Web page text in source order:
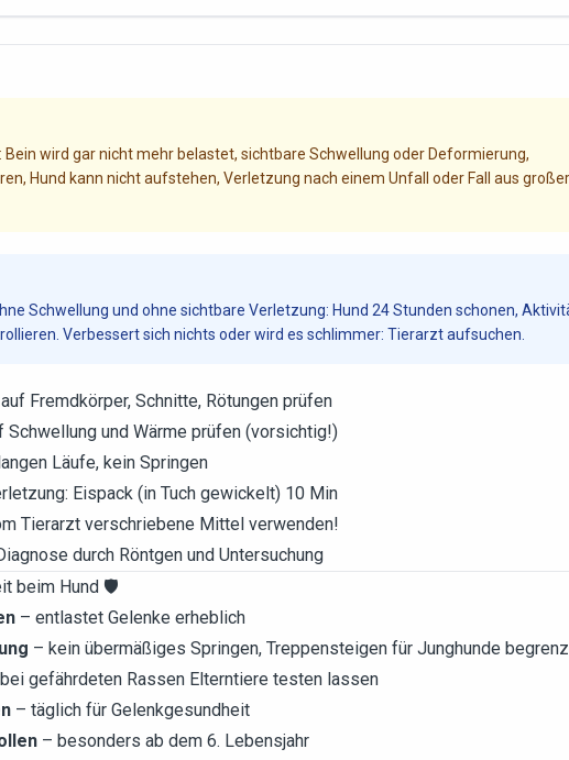
wird gar nicht mehr belastet, sichtbare Schwellung oder Deformierung,
Hund kann nicht aufstehen, Verletzung nach einem Unfall oder Fall aus großer
Schwellung und ohne sichtbare Verletzung: Hund 24 Stunden schonen,
Verbessert sich nichts oder wird es schlimmer: Tierarzt aufsuchen.
Fremdkörper, Schnitte, Rötungen prüfen
Schwellung und Wärme prüfen (vorsichtig!)
Läufe, kein Springen
Eispack (in Tuch gewickelt) 10 Min
Tierarzt verschriebene Mittel verwenden!
durch Röntgen und Untersuchung
beim Hund 🛡️
– entlastet Gelenke erheblich
– kein übermäßiges Springen, Treppensteigen für Junghunde
gefährdeten Rassen Elterntiere testen lassen
– täglich für Gelenkgesundheit
– besonders ab dem 6. Lebensjahr